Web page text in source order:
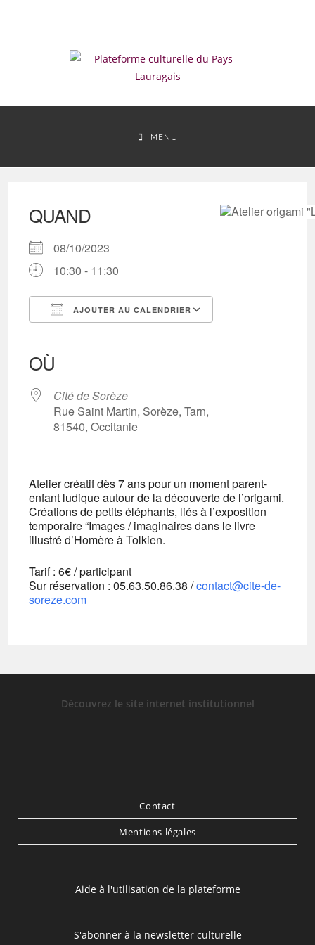
MENU
QUAND
08/10/2023
10:30 - 11:30
AJOUTER AU CALENDRIER
OÙ
Cité de Sorèze
Rue Saint Martin, Sorèze, Tarn,
81540, Occitanie
Atelier créatif dès 7 ans pour un moment parent-
enfant ludique autour de la découverte de l’origami.
Créations de petits éléphants, liés à l’exposition
temporaire “Images / imaginaires dans le livre
illustré d’Homère à Tolkien.
Tarif : 6€ / participant
Sur réservation : 05.63.50.86.38 /contact@cite-de-
soreze.com
Découvrez le site internet institutionnel
Contact
Mentions légales
Aide à l'utilisation de la plateforme
S'abonner à la newsletter culturelle